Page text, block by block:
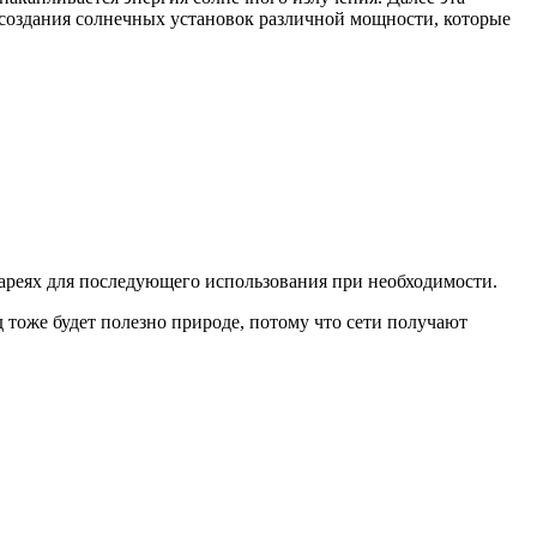
солнечных установок различной мощности, которые
для последующего использования при необходимости.
будет полезно природе, потому что сети получают